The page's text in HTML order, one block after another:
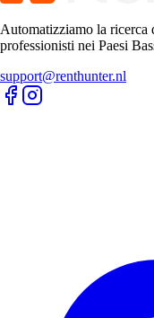
Automatizziamo la ricerca
professionisti nei Paesi
support@renthunter.nl